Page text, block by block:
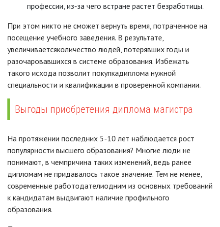
профессии, из-за чего встране растет безработицы.
При этом никто не сможет вернуть время, потраченное на
посещение учебного заведения. В результате,
увеличиваетсяколичество людей, потерявших годы и
разочаровавшихся в системе образования. Избежать
такого исхода позволит покупкадиплома нужной
специальности и квалификации в проверенной компании.
Выгоды приобретения диплома магистра
На протяжении последних 5-10 лет наблюдается рост
популярности высшего образования? Многие люди не
понимают, в чемпричина таких изменений, ведь ранее
дипломам не придавалось такое значение. Тем не менее,
современные работодателиодним из основных требований
к кандидатам выдвигают наличие профильного
образования.